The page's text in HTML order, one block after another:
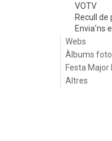
VOTV
Recull de
Envia'ns
Webs
Àlbums
Festa Major
Altres